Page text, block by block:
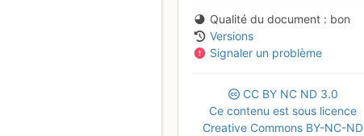
Qualité du document
bon
Versions
Signaler un problème
CC BY NC ND 3.0
Ce contenu est sous licence
Creative Commons BY-NC-ND